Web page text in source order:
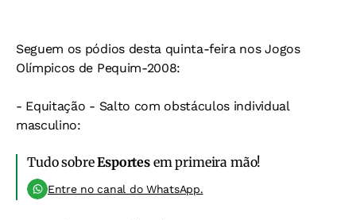
Seguem os pódios desta quinta-feira nos Jogos
Olímpicos de Pequim-2008:
- Equitação - Salto com obstáculos individual
masculino:
Tudo sobreEsportesem primeira mão!
Entre no canal do WhatsApp.